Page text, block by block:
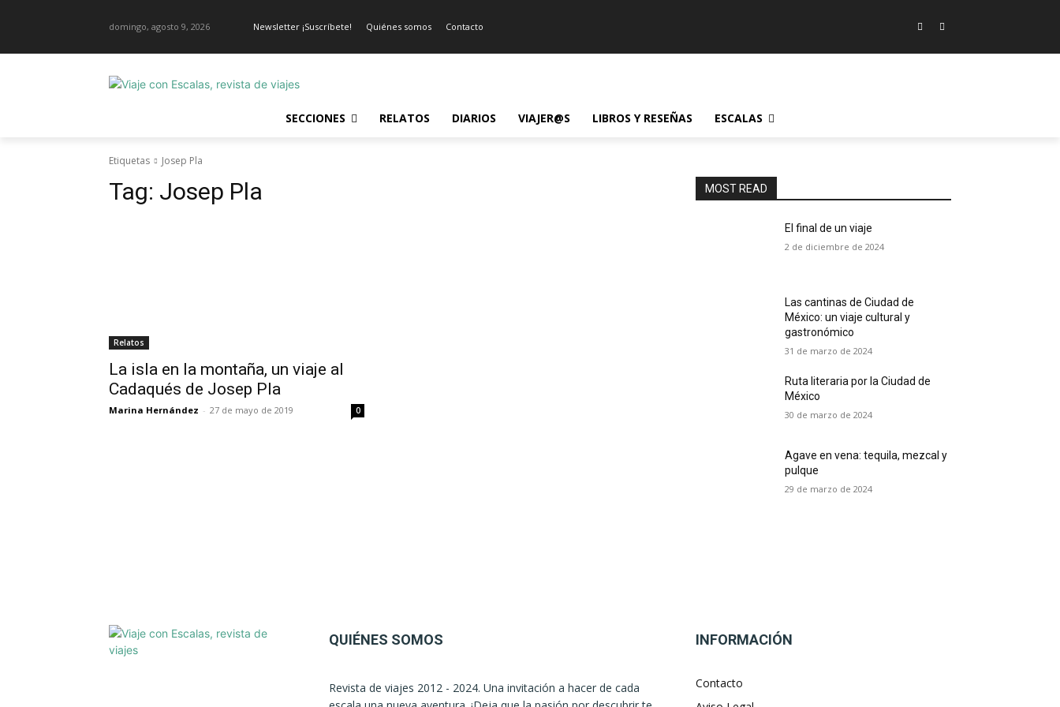
domingo, agosto 9, 2026 Newsletter ¡Suscríbete! Quiénes somos Contacto
SECCIONES RELATOS DIARIOS VIAJER@S LIBROS Y RESEÑAS ESCALAS
Etiquetas Josep Pla
Tag: Josep Pla
Relatos
La isla en la montaña, un viaje al
Cadaqués de Josep Pla
Marina Hernández - 27 de mayo de 2019 0
MOST READ
El final de un viaje
2 de diciembre de 2024
Las cantinas de Ciudad de
México: un viaje cultural y
gastronómico
31 de marzo de 2024
Ruta literaria por la Ciudad de
México
30 de marzo de 2024
Agave en vena: tequila, mezcal y
pulque
29 de marzo de 2024
QUIÉNES SOMOS
Revista de viajes 2012 - 2024. Una invitación a hacer de cada
INFORMACIÓN
Contacto